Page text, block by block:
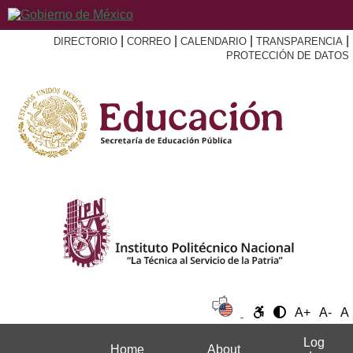
DIRECTORIO CORREO CALENDARIO TRANSPARENCIA
PROTECCIÓN DE DATOS
A+ A- A
Home About
Log